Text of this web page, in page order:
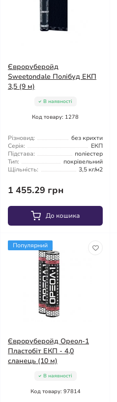
Євроруберойд
Sweetondale Полібуд ЕКП
3,5 (9 м)
В наявності
Код товару: 1278
Різновид:
без крихти
Серія:
ЕКП
Підстава:
поліестер
Тип:
покрівельний
Щільність:
3,5 кг/м2
1 455.29 грн
До кошика
Популярний
Євроруберойд Ореол-1
Пластобіт ЕКП - 4,0
сланець (10 м)
В наявності
Код товару: 97814